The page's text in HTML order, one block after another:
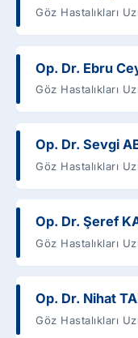
Göz Hastalıkları
Op. Dr. Ebru
Göz Hastalıkları
Op. Dr. Sevgi
Göz Hastalıkları
Op. Dr. Şeref
Göz Hastalıkları
Op. Dr. Nihat
Göz Hastalıkları